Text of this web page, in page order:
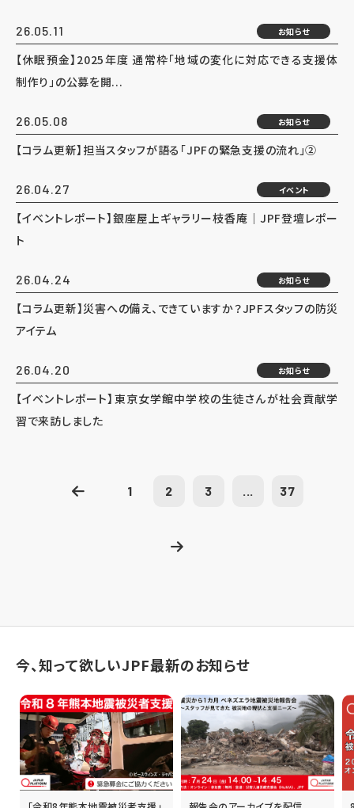
26.05.11 お知らせ
【休眠預金】2025年度 通常枠「地域の変化に対応できる支援体
制作り」の公募を開...
26.05.08 お知らせ
【コラム更新】担当スタッフが語る「JPFの緊急支援の流れ」②
26.04.27 イベント
【イベントレポート】銀座屋上ギャラリー枝香庵｜JPF登壇レポー
ト
26.04.24 お知らせ
【コラム更新】災害への備え、できていますか？JPFスタッフの防災
アイテム
26.04.20 お知らせ
【イベントレポート】東京女学館中学校の生徒さんが社会貢献学
習で来訪しました
1 2 3 ... 37
今、知って欲しいJPF最新のお知らせ